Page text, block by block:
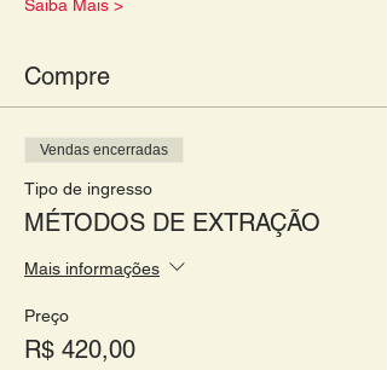
Saiba Mais >
Compre
Vendas encerradas
Tipo de ingresso
MÉTODOS DE EXTRAÇÃO
Mais informações
Preço
R$ 420,00